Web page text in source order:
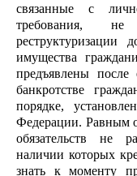
связанные с
требования,
реструктуризации
имущества
предъявлены
банкротстве
порядке,
Федерации. Равным
обязательств не
наличии которых
знать к моменту